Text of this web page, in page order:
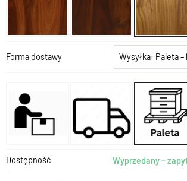
Forma dostawy Wysyłka: Paleta
Dostępność Wyprzedany –